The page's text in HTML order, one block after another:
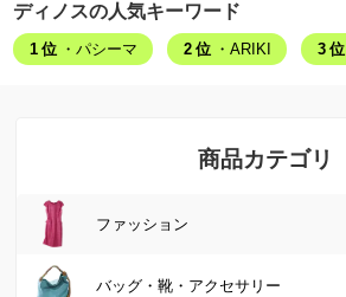
ディノスの人気キーワード
1位 ・パシーマ 2位 ・ARIKI 3位
商品カテゴリ
ファッション
ファッショントップへ
バッグ・靴・アクセサリー